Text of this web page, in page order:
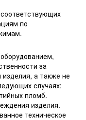
по
за
а также не
случаях:
пломб.
изделия.
техническое